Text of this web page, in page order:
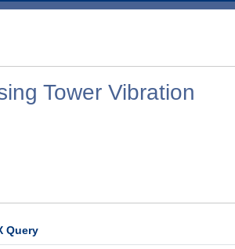
Tower Vibration